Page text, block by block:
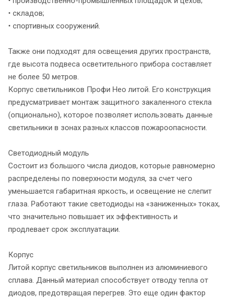
• складов;
• спортивных сооружений.
Также они подходят для освещения других пространств,
где высота подвеса осветительного прибора составляет
не более 50 метров.
Корпус светильников Профи Нео литой. Его конструкция
предусматривает монтаж защитного закаленного стекла
(опционально), которое позволяет использовать данные
светильники в зонах разных классов пожароопасности.
Светодиодный модуль
Состоит из большого числа диодов, которые равномерно
распределены по поверхности модуля, за счет чего
уменьшается габаритная яркость, и освещение не слепит
глаза. Работают такие светодиоды на «заниженных» токах,
что значительно повышает их эффективность и
продлевает срок эксплуатации.
Корпус
Литой корпус светильников выполнен из алюминиевого
сплава. Данный материал способствует отводу тепла от
диодов, предотвращая перегрев. Это еще один фактор